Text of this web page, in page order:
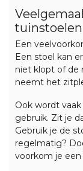
tuinstoelen
Een
Een stoel kan
niet klopt of de
neemt het
Ook wordt
gebruik. Zit je
Gebruik je de
regelmatig?
voorkom je een